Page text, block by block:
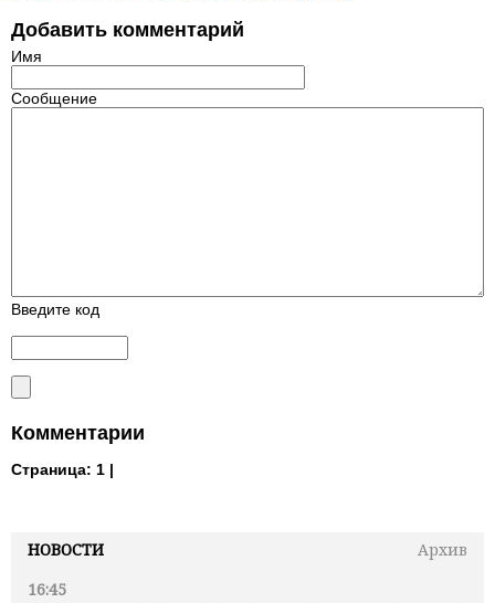
НОВОСТИ
Архив
16:45
Добавить комментарий
Имя
Сообщение
Введите код
Комментарии
Страница: 1 |